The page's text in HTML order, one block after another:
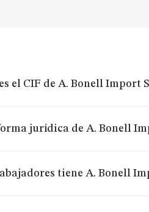
el CIF de A. Bonell Import
jurídica de A. Bonell
tiene A. Bonell